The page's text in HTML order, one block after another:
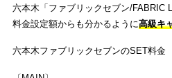
六本木「ファブリックセブン/FABRIC
料金設定額からも分かるように高級キ
六本木ファブリックセブンのSET料金